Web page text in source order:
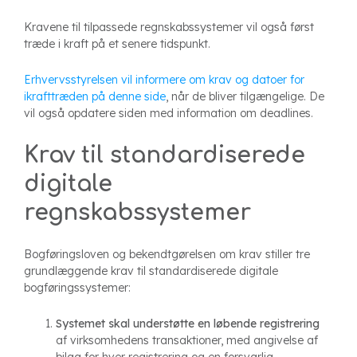
Kravene til tilpassede regnskabssystemer vil også først
træde i kraft på et senere tidspunkt.
Erhvervsstyrelsen vil informere om krav og datoer for
ikrafttræden på denne side, når de bliver tilgængelige. De
vil også opdatere siden med information om deadlines.
Krav til standardiserede
digitale
regnskabssystemer
Bogføringsloven og bekendtgørelsen om krav stiller tre
grundlæggende krav til standardiserede digitale
bogføringssystemer:
Systemet skal understøtte en løbende registrering
af virksomhedens transaktioner, med angivelse af